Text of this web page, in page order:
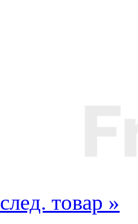
след. товар »